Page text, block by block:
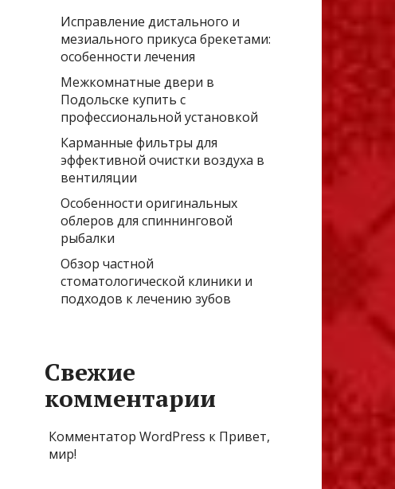
Исправление дистального и
мезиального прикуса брекетами:
особенности лечения
Межкомнатные двери в
Подольске купить с
профессиональной установкой
Карманные фильтры для
эффективной очистки воздуха в
вентиляции
Особенности оригинальных
облеров для спиннинговой
рыбалки
Обзор частной
стоматологической клиники и
подходов к лечению зубов
Свежие
комментарии
Комментатор WordPress к Привет,
мир!